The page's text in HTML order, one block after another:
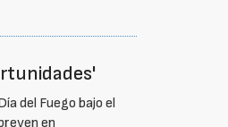
del Fuego bajo el
en